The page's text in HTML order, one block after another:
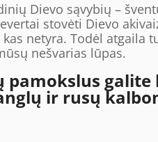
Dievo sąvybių –
stovėti Dievo
kas netyra. Todėl atgaila
nešvarias lūpas.
pamokslus
ir rusų